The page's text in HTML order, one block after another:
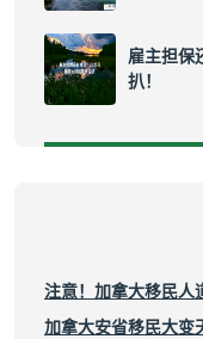
雇主担保
扒！
注意！加拿大移民人
加拿大安省移民大变